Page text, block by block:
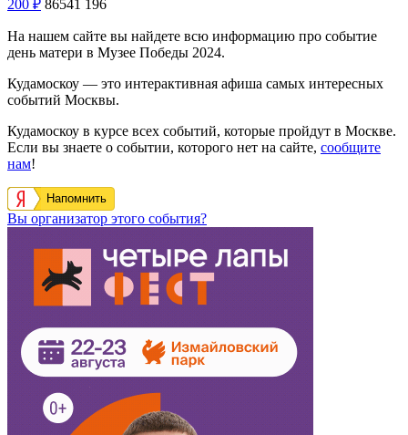
200 ₽ 86541 196
На нашем сайте вы найдете всю информацию про событие
день матери в Музее Победы 2024.
Кудамоскоу — это интерактивная афиша самых интересных
событий Москвы.
Кудамоскоу в курсе всех событий, которые пройдут в Москве.
Если вы знаете о событии, которого нет на сайте, сообщите
нам!
Напомнить
Вы организатор этого события?